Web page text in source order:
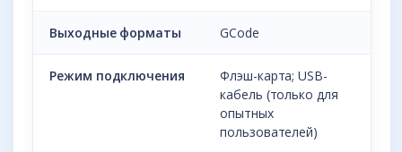
Выходные форматы GCode
Режим подключения
Флэш-карта; USB-
кабель (только для
опытных
пользователей)